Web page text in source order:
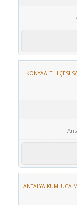
KONYAALTI İLÇESI
ANTALYA KUMLUCA